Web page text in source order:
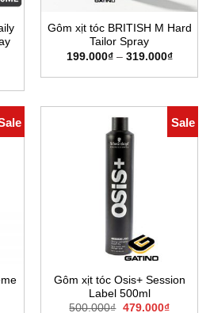
Gôm xịt tóc BRITISH M Hard
Tailor Spray
199.000₫ – 319.000₫Khoảng
từ
Sale
Gôm xịt tóc Osis+ Session
Label 500ml
500.000₫ Giá
479.000₫Giá